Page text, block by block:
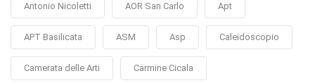
Antonio Nicoletti AOR San Carlo Apt
APT Basilicata ASM Asp Caleidoscopio
Camerata delle Arti Carmine Cicala